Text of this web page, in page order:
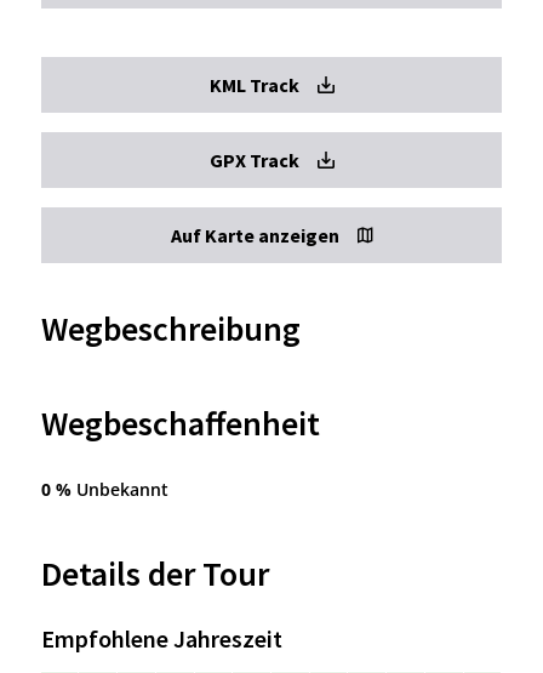
KML Track
GPX Track
Auf Karte anzeigen
Wegbeschreibung
Wegbeschaffenheit
0 %Unbekannt
Details der Tour
Empfohlene Jahreszeit